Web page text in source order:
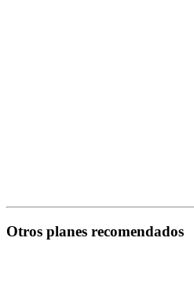
Otros planes recomendados